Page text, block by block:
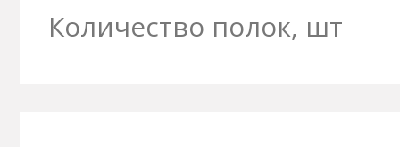
Количество полок, шт